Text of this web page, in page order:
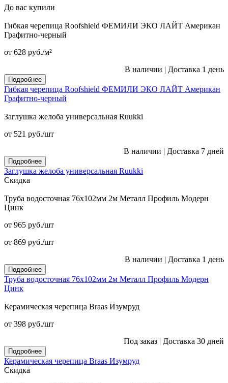
До вас купили
Гибкая черепица Roofshield ФЕМИЛИ ЭКО ЛАЙТ Американ
Графитно-черный
от 628 руб./м²
В наличии | Доставка 1 день
Подробнее
Гибкая черепица Roofshield ФЕМИЛИ ЭКО ЛАЙТ Американ
Графитно-черный
Заглушка желоба универсальная Ruukki
от 521 руб./шт
В наличии | Доставка 7 дней
Подробнее
Заглушка желоба универсальная Ruukki
Скидка
Труба водосточная 76x102мм 2м Металл Профиль Модерн
Цинк
от 965 руб./шт
от 869 руб./шт
В наличии | Доставка 1 день
Подробнее
Труба водосточная 76x102мм 2м Металл Профиль Модерн
Цинк
Керамическая черепица Braas Изумруд
от 398 руб./шт
Под заказ | Доставка 30 дней
Подробнее
Керамическая черепица Braas Изумруд
Скидка